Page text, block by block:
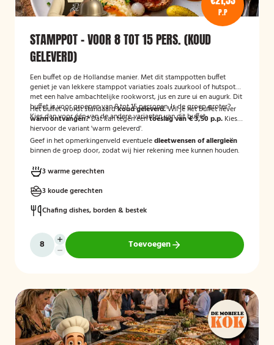
P.P
STAMPPOT - VOOR 8 TOT 15 PERS. (KOUD
GELEVERD)
Een buffet op de Hollandse manier. Met dit stamppotten buffet
geniet je van lekkere stamppot variaties zoals zuurkool of hutspot
met een halve ambachtelijke rookworst, jus en zure ui en augurk. Dit
buffet is voor groepen van 8 tot 15 personen. Is de groep groter?
Kies dan voor één van de andere varianten van dit buffet.
Het buffet wordt standaardkoud geleverd.Wil je het buffet liever
warm ontvangen?Dat kan tegen eentoeslag van € 3,50 p.p. Kies
hiervoor de variant 'warm geleverd'.
Geef in het opmerkingenveld eventueledieetwensen of allergieën
binnen de groep door, zodat wij hier rekening mee kunnen houden.
3 warme gerechten
3 koude gerechten
Chafing dishes, borden & bestek
Toevoegen